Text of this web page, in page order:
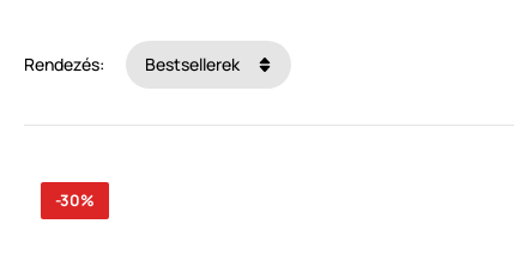
Rendezés: Bestsellerek
-30%